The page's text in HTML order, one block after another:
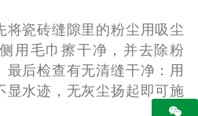
将瓷砖缝隙里的粉尘用吸尘
用毛巾擦干净，并去除粉
最后检查有无清缝干净：用
显水迹，无灰尘扬起即可施